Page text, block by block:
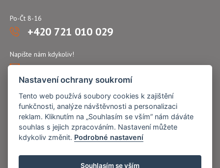
Po-Čt 8-16
+420 721 010 029
Napište nám kdykoliv!
atflex@seznam.cz
Nastavení ochrany soukromí
Tento web používá soubory cookies k zajištění
funkčnosti, analýze návštěvnosti a personalizaci
reklam. Kliknutím na „Souhlasím se vším” nám dáváte
souhlas s jejich zpracováním. Nastavení můžete
kdykoliv změnit. Podrobné nastavení
Souhlasím se vším